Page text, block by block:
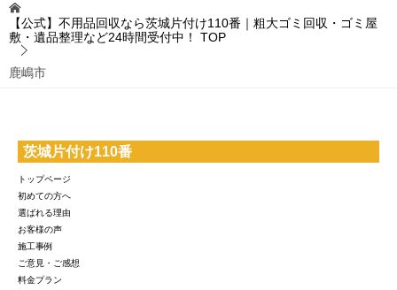
【公式】不用品回収なら茨城片付け110番｜粗大ゴミ回収・ゴミ屋
敷・遺品整理など24時間受付中！
TOP
鹿嶋市
茨城片付け110番
トップページ
初めての方へ
選ばれる理由
お客様の声
施工事例
ご意見・ご感想
料金プラン